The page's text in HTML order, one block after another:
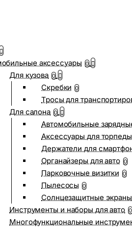
аксессуары 0
Для кузова 0
Скребки 0
Тросы для
Для салона 0
Автомобильные
Аксессуары для
Держатели для
Органайзеры для авто 0
Парковочные визитки 0
Пылесосы 0
Солнцезащитные экраны
Инструменты и наборы для авто 0
Многофункциональные